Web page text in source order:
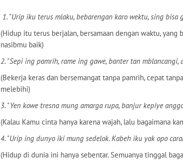
1. "Urip iku terus mlaku, bebarengan karo wektu, sing bisa
(Hidup itu terus berjalan, bersamaan dengan waktu, yang
nasibmu baik)
2. "Sepi ing pamrih, rame ing gawe, banter tan
(Bekerja keras dan bersemangat tanpa pamrih, cepat
melebihi)
3. "Yen kowe tresna mung amarga rupa, banjur kepiye
(Kalau Kamu cinta hanya karena wajah, lalu bagaimana
4. "Urip ing dunyo iki mung sedelok. Kabeh iku yak opo
(Hidup di dunia ini hanya sebentar. Semuanya tinggal